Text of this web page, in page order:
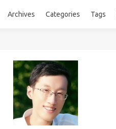
Archives Categories Tags